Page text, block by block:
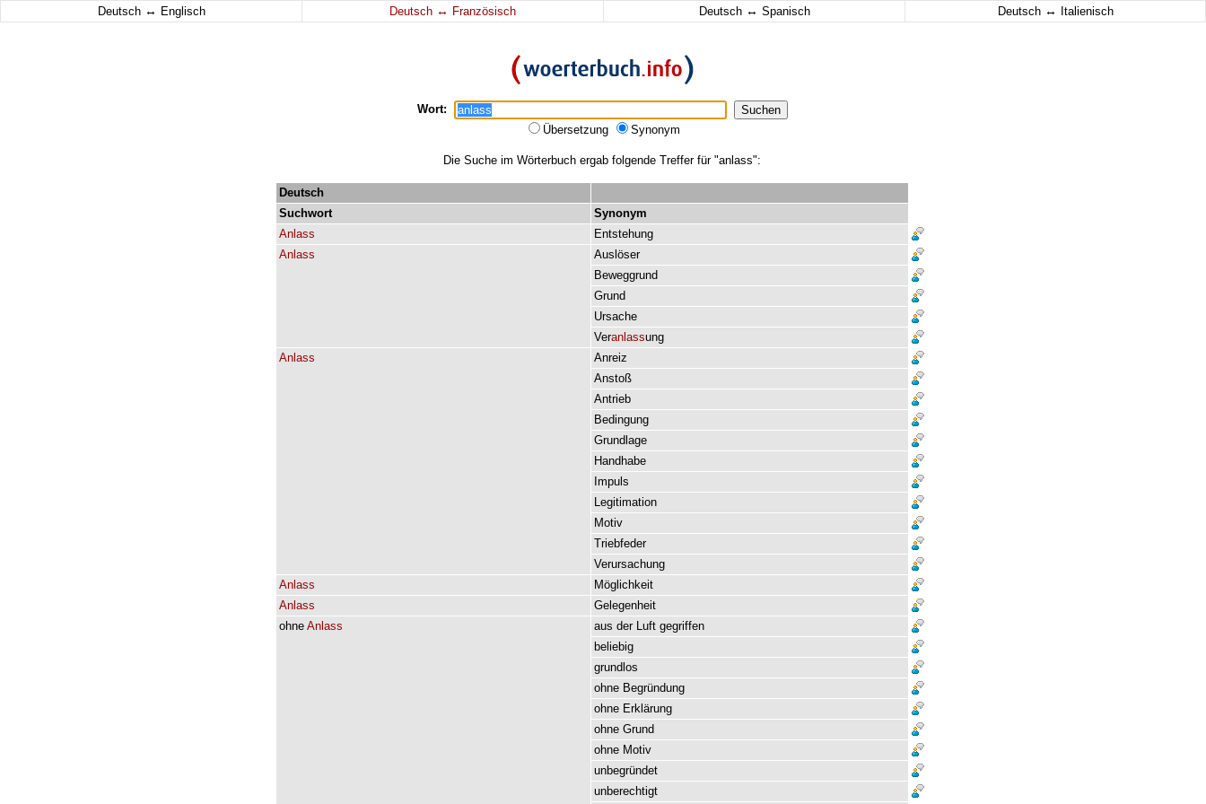
Deutsch ↔ Englisch Deutsch ↔ Französisch Deutsch ↔ Spanisch Deutsch ↔ Italienisch
Wort:
Übersetzung
Synonym
Die Suche im Wörterbuch ergab folgende Treffer für "anlass":
Deutsch
Suchwort
Synonym
Anlass
Entstehung
Anlass
Auslöser
Beweggrund
Grund
Ursache
Veranlassung
Anlass
Anreiz
Anstoß
Antrieb
Bedingung
Grundlage
Handhabe
Impuls
Legitimation
Motiv
Triebfeder
Verursachung
Anlass
Möglichkeit
Anlass
Gelegenheit
ohne Anlass aus der Luft gegriffen
beliebig
grundlos
ohne Begründung
ohne Erklärung
ohne Grund
ohne Motiv
unbegründet
unberechtigt